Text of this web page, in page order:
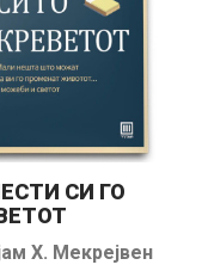
СИ ГО
Х. Мекрејвен